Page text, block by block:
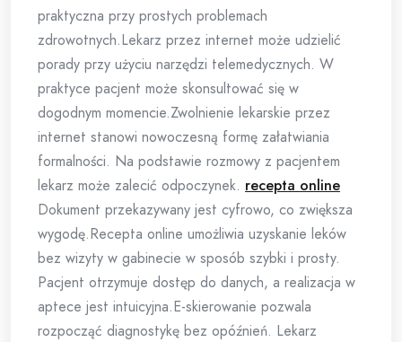
praktyczna przy prostych problemach
zdrowotnych.Lekarz przez internet może udzielić
porady przy użyciu narzędzi telemedycznych. W
praktyce pacjent może skonsultować się w
dogodnym momencie.Zwolnienie lekarskie przez
internet stanowi nowoczesną formę załatwiania
formalności. Na podstawie rozmowy z pacjentem
lekarz może zalecić odpoczynek. recepta online
Dokument przekazywany jest cyfrowo, co zwiększa
wygodę.Recepta online umożliwia uzyskanie leków
bez wizyty w gabinecie w sposób szybki i prosty.
Pacjent otrzymuje dostęp do danych, a realizacja w
aptece jest intuicyjna.E-skierowanie pozwala
rozpocząć diagnostykę bez opóźnień. Lekarz